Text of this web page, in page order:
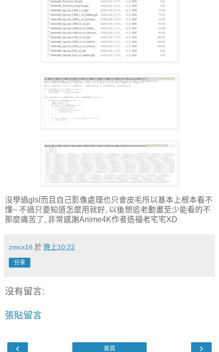
沒學過glsl而且自己影像處理也只會皮毛所以基本上根本看不
懂~ 不過只要知道怎麼用就好, 以後想追老動畫至少能看的不
那麼痛苦了, 非常感謝Anime4K作者造福老宅宅XD
zmcx16 於 晚上10:22
分享
沒有留言:
張貼留言
‹ ›
首頁